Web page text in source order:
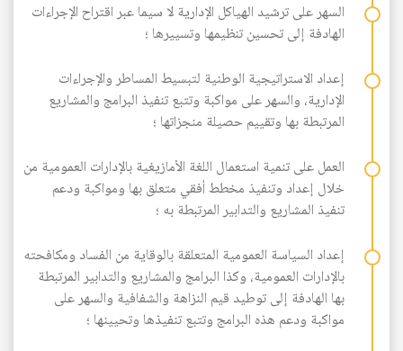
السهر على ترشيد الهياكل الإدارية لا سيما عبر اقتراح الإجراءات
الهادفة إلى تحسين تنظيمها وتسييرها ؛
إعداد الاستراتيجية الوطنية لتبسيط المساطر والإجراءات
الإدارية، والسهر على مواكبة وتتبع تنفيذ البرامج والمشاريع
المرتبطة بها وتقييم حصيلة منجزاتها ؛
العمل على تنمية استعمال اللغة الأمازيغية بالإدارات العمومية من
خلال إعداد وتنفيذ مخطط أفقي متعلق بها ومواكبة ودعم
تنفيذ المشاريع والتدابير المرتبطة به ؛
إعداد السياسة العمومية المتعلقة بالوقاية من الفساد ومكافحته
بالإدارات العمومية، وكذا البرامج والمشاريع والتدابير المرتبطة
بها الهادفة إلى توطيد قيم النزاهة والشفافية والسهر على
مواكبة ودعم هذه البرامج وتتبع تنفيذها وتحيينها ؛